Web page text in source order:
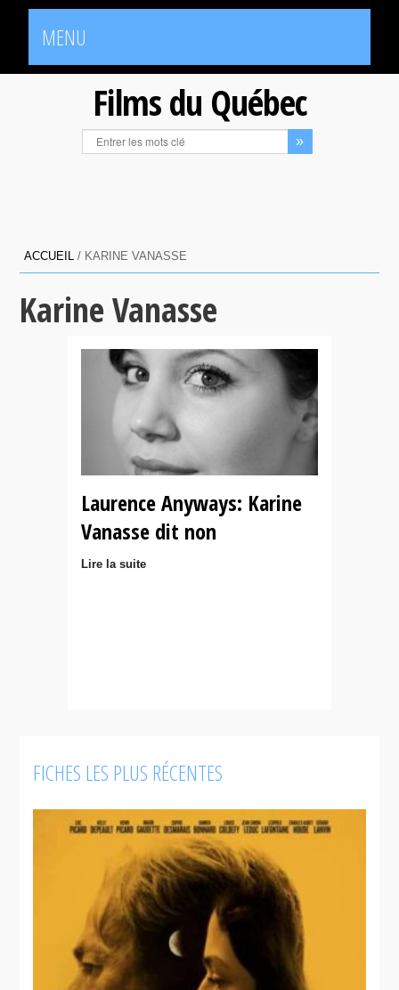
MENU
Films du Québec
ACCUEIL / KARINE VANASSE
Karine Vanasse
Laurence Anyways: Karine
Vanasse dit non
Lire la suite
FICHES LES PLUS RÉCENTES